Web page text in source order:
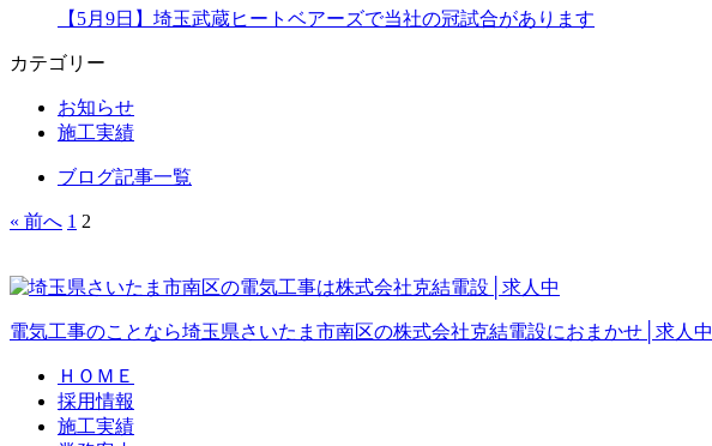
【5月9日】埼玉武蔵ヒートベアーズで当社の冠試合があります
カテゴリー
お知らせ
施工実績
ブログ記事一覧
« 前へ 1 2
電気工事のことなら埼玉県さいたま市南区の株式会社克結電設におまかせ│求人中
ＨＯＭＥ
採用情報
施工実績